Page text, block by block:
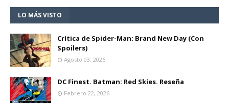
LO MÁS VISTO
Crítica de Spider-Man: Brand New Day (Con
Spoilers)
Agosto 03, 2026
DC Finest. Batman: Red Skies. Reseña
Febrero 22, 2026